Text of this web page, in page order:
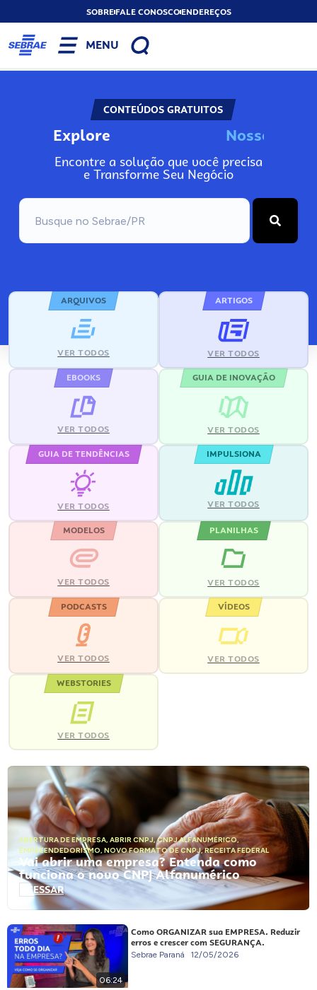
SOBREFALE CONOSCOENDEREÇOS
MENU
CONTEÚDOS GRATUITOS
Explore Nos
Encontre a solução que você precisa
e Transforme Seu Negócio
ARQUIVOS
VER TODOS
ARTIGOS
VER TODOS
EBOOKS
VER TODOS
GUIA DE INOVAÇÃO
VER TODOS
GUIA DE TENDÊNCIAS
VER TODOS
IMPULSIONA
VER TODOS
MODELOS
VER TODOS
PLANILHAS
VER TODOS
PODCASTS
VER TODOS
VÍDEOS
VER TODOS
WEBSTORIES
VER TODOS
ABERTURA DE EMPRESA, ABRIR CNPJ,CNPJ ALFANUMÉRICO,
EMPREENDEDORISMO, NOVO FORMATO DE CNPJ,RECEITA FEDERAL
Vai abrir uma empresa? Entenda como
funciona o novo CNPJ Alfanumérico
ACESSAR
06:24
Como ORGANIZAR sua EMPRESA. Reduzir
erros e crescer com SEGURANÇA.
Sebrae Paraná 12/05/2026